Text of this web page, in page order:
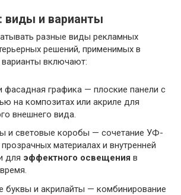
виды и варианты
разные виды рекламных
решений, применимых в
включают:
фасадная графика — плоские панели с
на композитах или акриле для
внешнего вида.
и световые коробы — сочетание УФ-
материалах и внутренней
для эффектного освещения в
буквы и акрилайты — комбинирование